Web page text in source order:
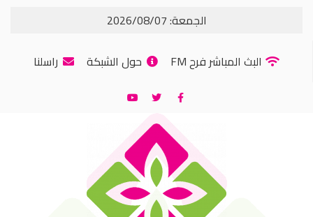
الجمعة: 2026/08/07
البث المباشر فرح FM
حول الشبكة راسلنا